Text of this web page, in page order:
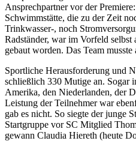
Ansprechpartner vor der
Schwimmstätte, die zu der Zeit
Trinkwasser-, noch
Radständer, war im Vorfeld selbst
gebaut worden. Das Team
Sportliche Herausforderung und
schließlich 330 Mutige an. Sogar
Amerika, den Niederlanden, der
Leistung der Teilnehmer war
gab es nicht. So siegte der junge
Startgruppe vor SC Mitglied
gewann Claudia Hiereth (heute